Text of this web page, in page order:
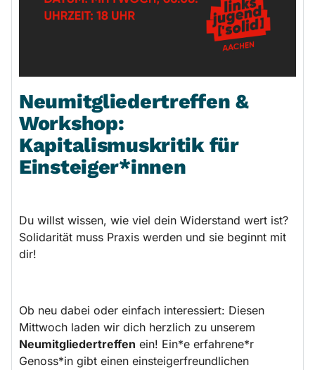
Neumitgliedertreffen &
Workshop:
Kapitalismuskritik für
Einsteiger*innen
Du willst wissen, wie viel dein Widerstand wert ist?
Solidarität muss Praxis werden und sie beginnt mit
dir!
Ob neu dabei oder einfach interessiert: Diesen
Mittwoch laden wir dich herzlich zu unserem
Neumitgliedertreffen ein! Ein*e erfahrene*r
Genoss*in gibt einen einsteigerfreundlichen